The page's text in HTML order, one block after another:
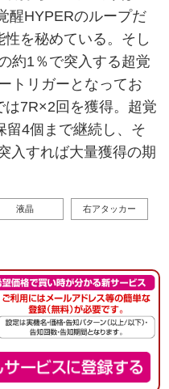
醒HYPERのループだ
を秘めている。そし
約1％で突入する超覚
トリガーとなってお
は7R×2回を獲得。超覚
留4個まで継続し、そ
入すれば大量獲得の期
液晶 右アタッカー